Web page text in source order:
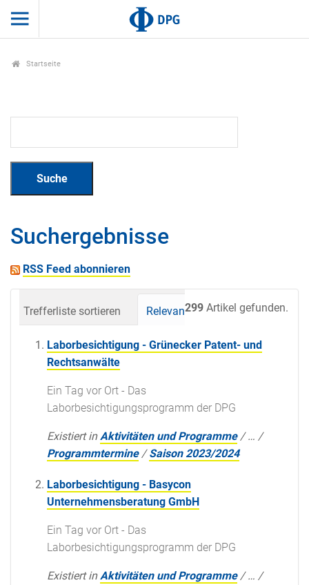
Startseite
Suchergebnisse
RSS Feed abonnieren
299 Artikel gefunden.
Trefferliste sortieren Relevanz Datum
Laborbesichtigung - Grünecker Patent- und
Rechtsanwälte
Ein Tag vor Ort - Das
Laborbesichtigungsprogramm der DPG
Existiert in Aktivitäten und Programme /… /
Programmtermine /Saison 2023/2024
Laborbesichtigung - Basycon
Unternehmensberatung GmbH
Ein Tag vor Ort - Das
Laborbesichtigungsprogramm der DPG
Existiert in Aktivitäten und Programme /… /